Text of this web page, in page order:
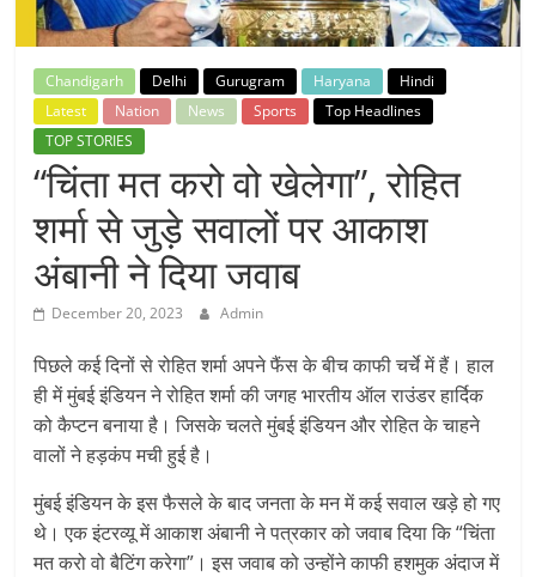
Breaking
News,
Today's
News
Chandigarh Delhi Gurugram Haryana
Hindi
Latest
Nation News Sports
Top Headlines
TOP STORIES
“चिंता मत करो वो खेलेगा”, रोहित
शर्मा से जुड़े सवालों पर आकाश
अंबानी ने दिया जवाब
December 20, 2023 Admin
पिछले कई दिनों से रोहित शर्मा अपने फैंस के बीच काफी चर्चे में हैं। हाल
ही में मुंबई इंडियन ने रोहित शर्मा की जगह भारतीय ऑल राउंडर हार्दिक
को कैप्टन बनाया है। जिसके चलते मुंबई इंडियन और रोहित के चाहने
वालों ने हड़कंप मची हुई है।
मुंबई इंडियन के इस फैसले के बाद जनता के मन में कई सवाल खड़े हो गए
थे। एक इंटरव्यू में आकाश अंबानी ने पत्रकार को जवाब दिया कि “चिंता
मत करो वो बैटिंग करेगा”। इस जवाब को उन्होंने काफी हशमुक अंदाज में